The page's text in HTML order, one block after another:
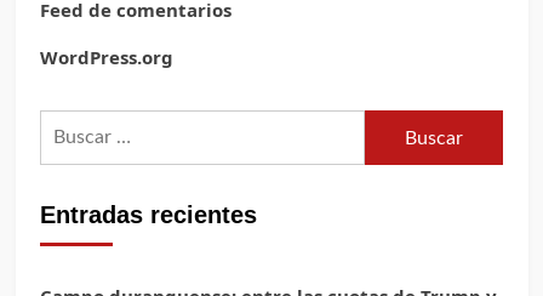
Feed de comentarios
WordPress.org
Buscar:
Entradas recientes